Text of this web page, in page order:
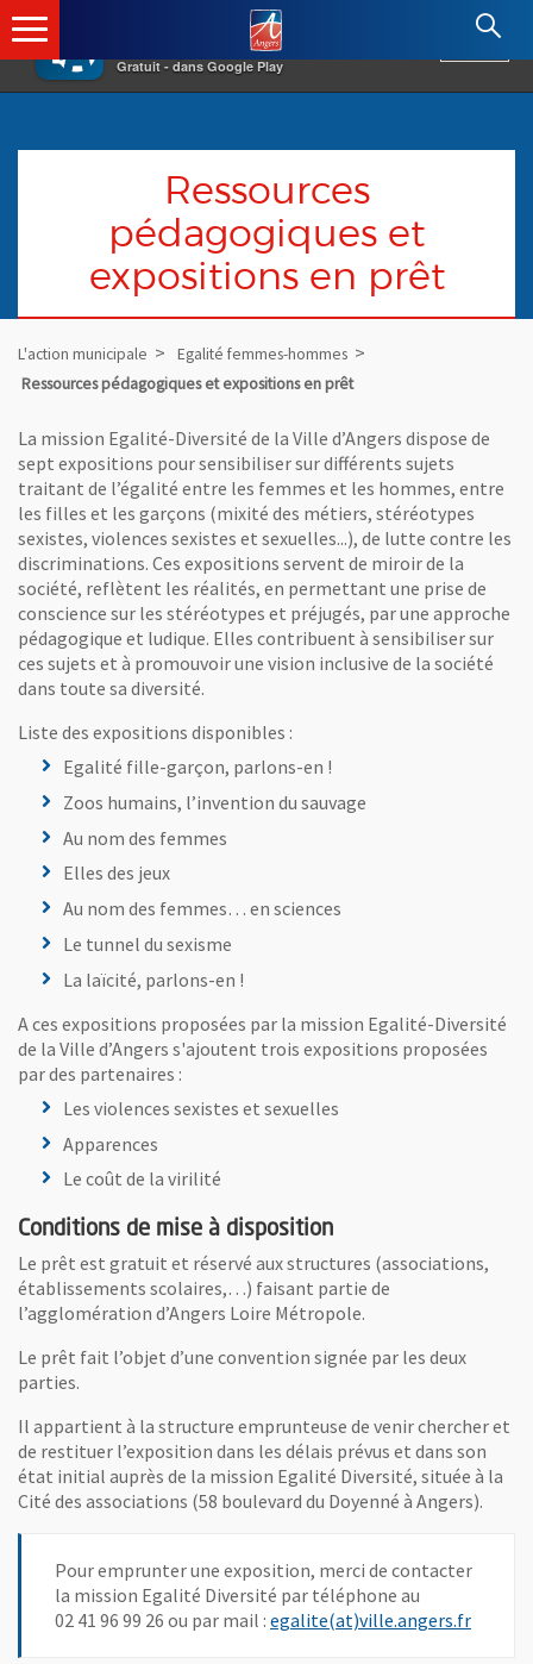
×
Gratuit - dans Google Play
Angers.fr : Retour à l'accueil
Ressources
pédagogiques et
expositions en prêt
L'action municipale
Egalité femmes-hommes
Ressources pédagogiques et expositions en prêt
La mission Egalité-Diversité de la Ville d’Angers dispose de
sept expositions pour sensibiliser sur différents sujets
traitant de l’égalité entre les femmes et les hommes, entre
les filles et les garçons (mixité des métiers, stéréotypes
sexistes, violences sexistes et sexuelles...), de lutte contre les
discriminations. Ces expositions servent de miroir de la
société, reflètent les réalités, en permettant une prise de
conscience sur les stéréotypes et préjugés, par une approche
pédagogique et ludique. Elles contribuent à sensibiliser sur
ces sujets et à promouvoir une vision inclusive de la société
dans toute sa diversité.
Liste des expositions disponibles :
Egalité fille-garçon, parlons-en !
Zoos humains, l’invention du sauvage
Au nom des femmes
Elles des jeux
Au nom des femmes… en sciences
Le tunnel du sexisme
La laïcité, parlons-en !
A ces expositions proposées par la mission Egalité-Diversité
de la Ville d’Angers s'ajoutent trois expositions proposées
par des partenaires :
Les violences sexistes et sexuelles
Apparences
Le coût de la virilité
Conditions de mise à disposition
Le prêt est gratuit et réservé aux structures (associations,
établissements scolaires,…) faisant partie de
l’agglomération d’Angers Loire Métropole.
Le prêt fait l’objet d’une convention signée par les deux
parties.
Il appartient à la structure emprunteuse de venir chercher et
de restituer l’exposition dans les délais prévus et dans son
état initial auprès de la mission Egalité Diversité, située à la
Cité des associations (58 boulevard du Doyenné à Angers).
Pour emprunter une exposition, merci de contacter
la mission Egalité Diversité par téléphone au
02 41 96 99 26 ou par mail : egalite(at)ville.angers.fr,